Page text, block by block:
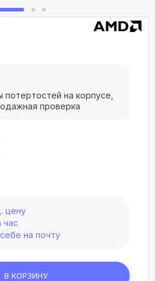
на корпусе,
проверка
цену
час
на почту
В КОРЗИНУ